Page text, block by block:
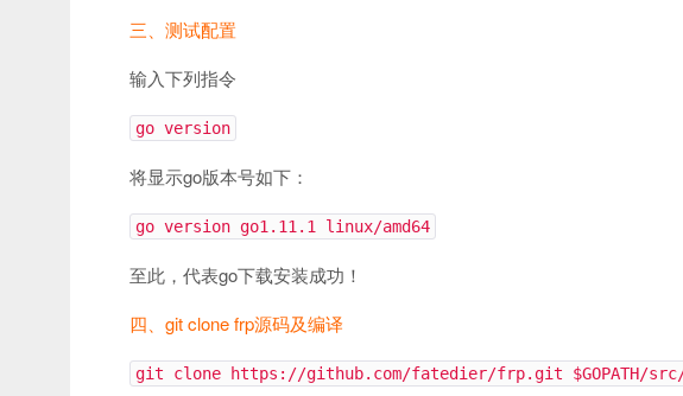
三、测试配置
输入下列指令
go version
将显示go版本号如下：
go version go1.11.1 linux/amd64
至此，代表go下载安装成功！
四、git clone frp源码及编译
git clone https://github.com/fatedier/frp.git $GOPATH/